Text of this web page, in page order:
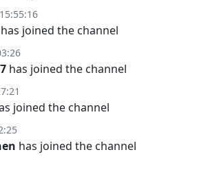
15:55:16
has joined the channel
has joined the channel
joined the channel
has joined the channel